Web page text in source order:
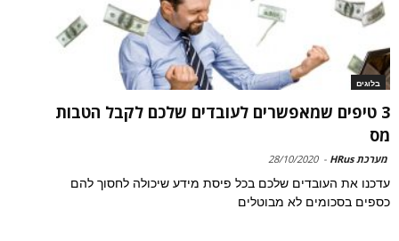
בלוגים
3 טיפים שמאפשרים לעובדים שלכם לקבל הטבות
מס
מערכת HRus -
28/10/2020
עדכנו את העובדים שלכם בכל פיסת מידע שיכולה לחסוך להם
כספים בסכומים לא מבוטלים